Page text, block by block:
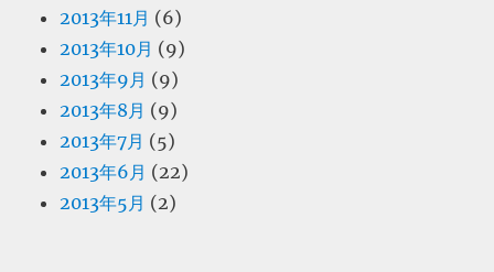
2013年11月 (6)
2013年10月 (9)
2013年9月 (9)
2013年8月 (9)
2013年7月 (5)
2013年6月 (22)
2013年5月 (2)